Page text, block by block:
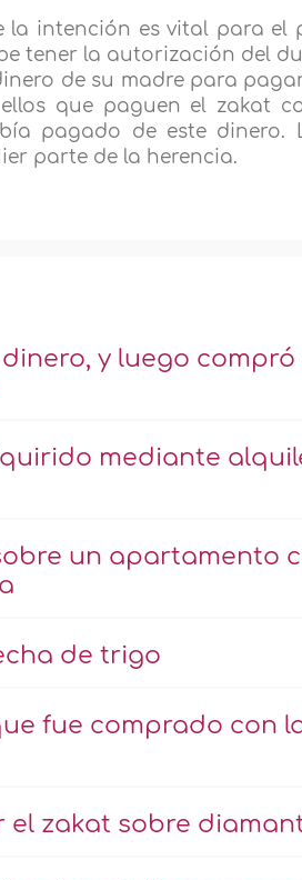
la intención es vital para el
tener la autorización del
de su madre para
que paguen el zakat
pagado de este dinero.
parte de la herencia.
y luego
mediante
un apartamento
de trigo
fue comprado con
zakat sobre